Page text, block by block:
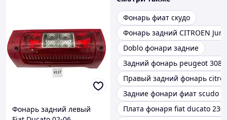
Фонарь задний левый
Фонарь фиат скудо
Фонарь задний CITROEN
Doblo фонари задние
Задний фонарь peugeot 308
Правый задний фонарь
Задние фонари фиат scudo
Плата фонаря fiat ducato 230